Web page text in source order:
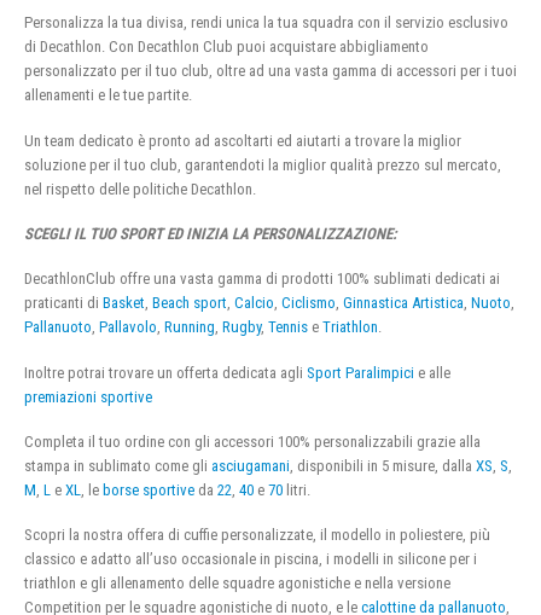
Personalizza la tua divisa, rendi unica la tua squadra con il servizio esclusivo
di Decathlon. Con Decathlon Club puoi acquistare abbigliamento
personalizzato per il tuo club, oltre ad una vasta gamma di accessori per i tuoi
allenamenti e le tue partite.
Un team dedicato è pronto ad ascoltarti ed aiutarti a trovare la miglior
soluzione per il tuo club, garantendoti la miglior qualità prezzo sul mercato,
nel rispetto delle politiche Decathlon.
SCEGLI IL TUO SPORT ED INIZIA LA PERSONALIZZAZIONE:
DecathlonClub offre una vasta gamma di prodotti 100% sublimati dedicati ai
praticanti di Basket, Beach sport, Calcio, Ciclismo, Ginnastica Artistica, Nuoto,
Pallanuoto, Pallavolo, Running, Rugby, Tennis e Triathlon.
Inoltre potrai trovare un offerta dedicata agli Sport Paralimpici e alle
premiazioni sportive
Completa il tuo ordine con gli accessori 100% personalizzabili grazie alla
stampa in sublimato come gli asciugamani , disponibili in 5 misure, dalla XS S
M L e XL , le borse sportive da 22 40 e 70 litri.
Scopri la nostra offera di cuffie personalizzate, il modello in poliestere, più
classico e adatto all’uso occasionale in piscina, i modelli in silicone per i
triathlon e gli allenamento delle squadre agonistiche e nella versione
Competition per le squadre agonistiche di nuoto, e le calottine da pallanuoto,